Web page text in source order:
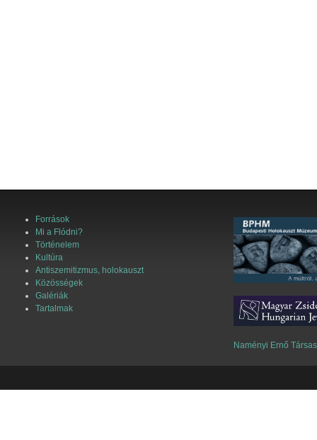
Források
Mi a Flódni?
Történelem
Kultúra
Antiszemitizmus, holokauszt
Közösségek
Galériák
Tartalmak
Naményi Ernő